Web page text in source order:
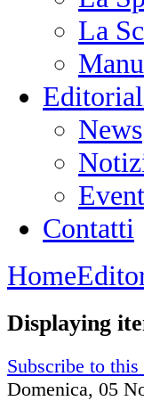
La
News
Contatti
Home
Displaying
Subscribe to this
Domenica, 05